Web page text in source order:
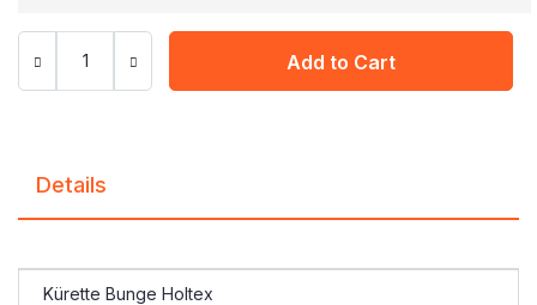
Add to Cart
Details
Kürette Bunge Holtex